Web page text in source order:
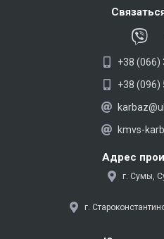
V
i
b
e
r
+38 (066)
+38 (096)
kmvs-
Адрес
г. Сумы,
г.